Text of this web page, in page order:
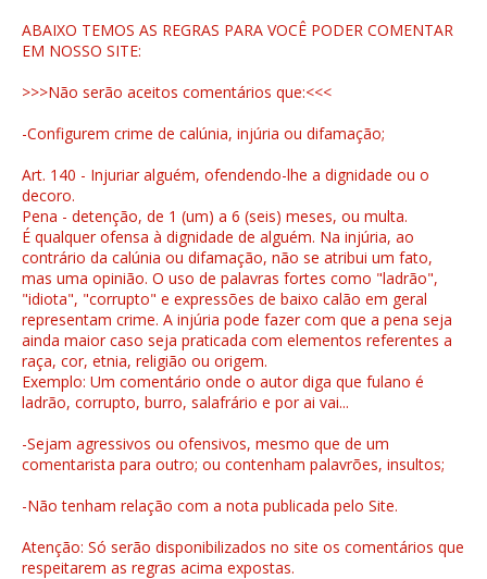
ABAIXO TEMOS AS REGRAS PARA VOCÊ PODER COMENTAR
EM NOSSO SITE:
>>>Não serão aceitos comentários que:<<<
-Configurem crime de calúnia, injúria ou difamação;
Art. 140 - Injuriar alguém, ofendendo-lhe a dignidade ou o
decoro.
Pena - detenção, de 1 (um) a 6 (seis) meses, ou multa.
É qualquer ofensa à dignidade de alguém. Na injúria, ao
contrário da calúnia ou difamação, não se atribui um fato,
mas uma opinião. O uso de palavras fortes como "ladrão",
"idiota", "corrupto" e expressões de baixo calão em geral
representam crime. A injúria pode fazer com que a pena seja
ainda maior caso seja praticada com elementos referentes a
raça, cor, etnia, religião ou origem.
Exemplo: Um comentário onde o autor diga que fulano é
ladrão, corrupto, burro, salafrário e por ai vai...
-Sejam agressivos ou ofensivos, mesmo que de um
comentarista para outro; ou contenham palavrões, insultos;
-Não tenham relação com a nota publicada pelo Site.
Atenção: Só serão disponibilizados no site os comentários que
respeitarem as regras acima expostas.